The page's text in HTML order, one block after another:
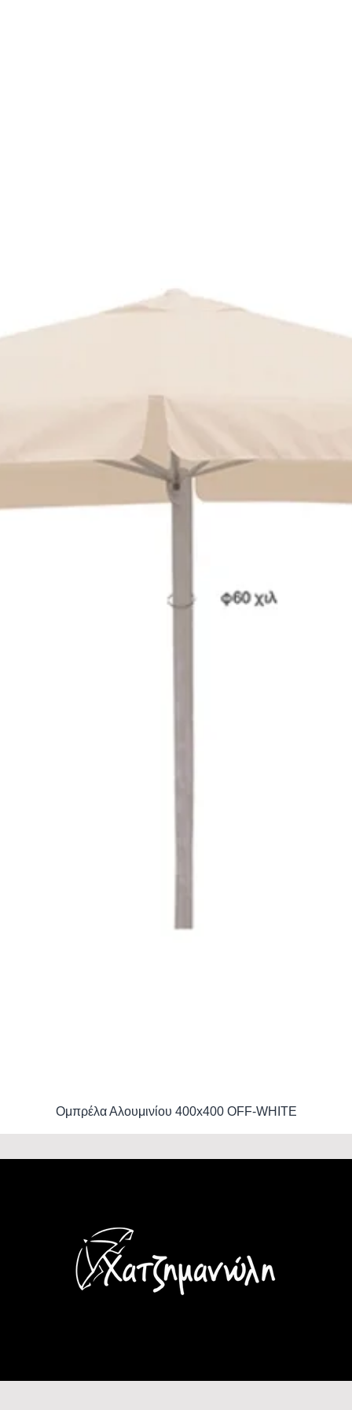
Ομπρέλα Αλουμινίου 400x400 OFF-WHITE